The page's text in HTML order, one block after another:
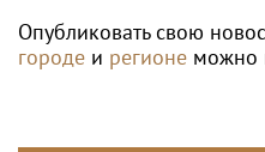
Опубликовать свою
городе и регионе можно